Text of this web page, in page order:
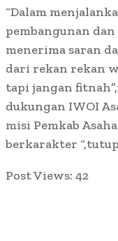
“Dalam
pembangunan
menerima saran
dari rekan rekan
tapi jangan
dukungan IWOI
misi Pemkab
berkarakter
Post Views: 42